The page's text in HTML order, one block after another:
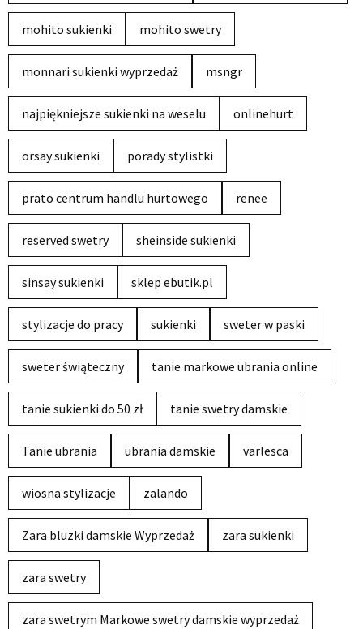
mohito sukienki mohito swetry
monnari sukienki wyprzedaż msngr
najpiękniejsze sukienki na weselu onlinehurt
orsay sukienki porady stylistki
prato centrum handlu hurtowego renee
reserved swetry sheinside sukienki
sinsay sukienki sklep ebutik.pl
stylizacje do pracy sukienki sweter w paski
sweter świąteczny tanie markowe ubrania online
tanie sukienki do 50 zł tanie swetry damskie
Tanie ubrania ubrania damskie varlesca
wiosna stylizacje zalando
Zara bluzki damskie Wyprzedaż zara sukienki
zara swetry
zara swetrym Markowe swetry damskie wyprzedaż